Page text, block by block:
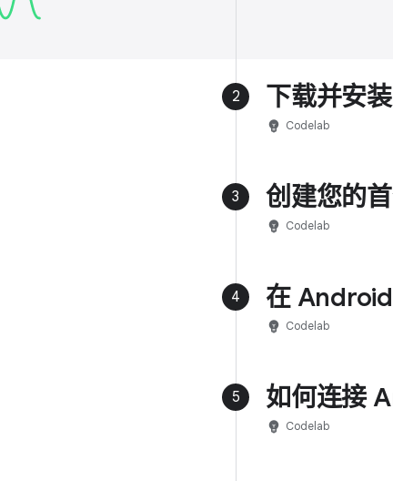
2 下载并安
emoji_objects Codelab
3 创建您的
emoji_objects Codelab
4 在
emoji_objects Codelab
5 如何连接
emoji_objects Codelab